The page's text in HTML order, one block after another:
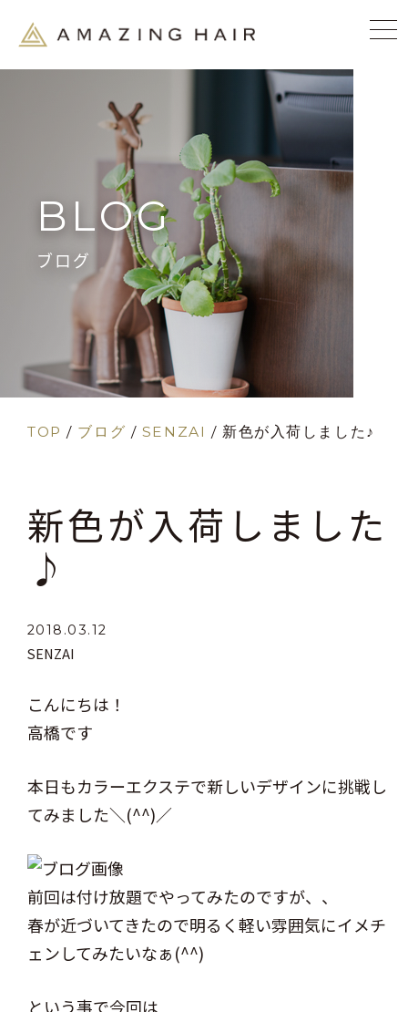
BLOG
ブログ
TOP / ブログ / SENZAI / 新色が入荷しました♪
新色が入荷しました
♪
2018.03.12
SENZAI
こんにちは！
高橋です
本日もカラーエクステで新しいデザインに挑戦し
てみました＼(^^)／
前回は付け放題でやってみたのですが、、
春が近づいてきたので明るく軽い雰囲気にイメチ
ェンしてみたいなぁ(^^)
という事で今回は